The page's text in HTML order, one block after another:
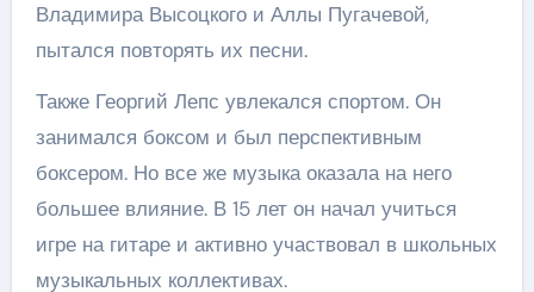
Владимира Высоцкого и Аллы Пугачевой,
пытался повторять их песни.
Также Георгий Лепс увлекался спортом. Он
занимался боксом и был перспективным
боксером. Но все же музыка оказала на него
большее влияние. В 15 лет он начал учиться
игре на гитаре и активно участвовал в школьных
музыкальных коллективах.